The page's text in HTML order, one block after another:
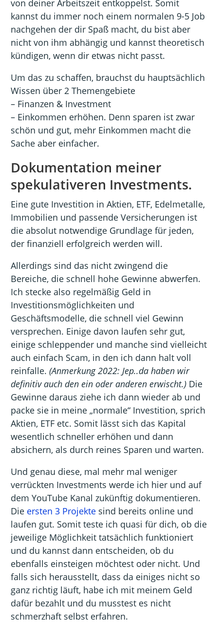
von deiner Arbeitszeit entkoppelst. Somit
kannst du immer noch einem normalen 9-5 Job
nachgehen der dir Spaß macht, du bist aber
nicht von ihm abhängig und kannst theoretisch
kündigen, wenn dir etwas nicht passt.
Um das zu schaffen, brauchst du hauptsächlich
Wissen über 2 Themengebiete
– Finanzen & Investment
– Einkommen erhöhen. Denn sparen ist zwar
schön und gut, mehr Einkommen macht die
Sache aber einfacher.
Dokumentation meiner
spekulativeren Investments.
Eine gute Investition in Aktien, ETF, Edelmetalle,
Immobilien und passende Versicherungen ist
die absolut notwendige Grundlage für jeden,
der finanziell erfolgreich werden will.
Allerdings sind das nicht zwingend die
Bereiche, die schnell hohe Gewinne abwerfen.
Ich stecke also regelmäßig Geld in
Investitionsmöglichkeiten und
Geschäftsmodelle, die schnell viel Gewinn
versprechen. Einige davon laufen sehr gut,
einige schleppender und manche sind vielleicht
auch einfach Scam, in den ich dann halt voll
reinfalle.(Anmerkung 2022: Jep..da haben wir
definitiv auch den ein oder anderen erwischt.) Die
Gewinne daraus ziehe ich dann wieder ab und
packe sie in meine „normale“ Investition, sprich
Aktien, ETF etc. Somit lässt sich das Kapital
wesentlich schneller erhöhen und dann
absichern, als durch reines Sparen und warten.
Und genau diese, mal mehr mal weniger
verrückten Investments werde ich hier und auf
dem YouTube Kanal zukünftig dokumentieren.
Die ersten 3 Projekte sind bereits online und
laufen gut. Somit teste ich quasi für dich, ob die
jeweilige Möglichkeit tatsächlich funktioniert
und du kannst dann entscheiden, ob du
ebenfalls einsteigen möchtest oder nicht. Und
falls sich herausstellt, dass da einiges nicht so
ganz richtig läuft, habe ich mit meinem Geld
dafür bezahlt und du musstest es nicht
schmerzhaft selbst erfahren.